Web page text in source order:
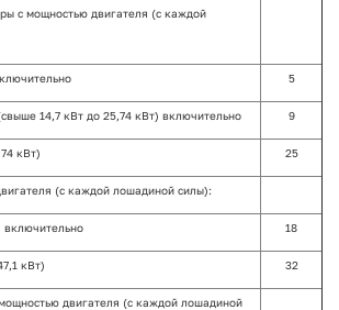
с мощностью двигателя (с каждой
5
14,7 кВт до 25,74 кВт) включительно 9
кВт) 25
(с каждой лошадиной силы):
включительно 18
кВт) 32
двигателя (с каждой лошадиной